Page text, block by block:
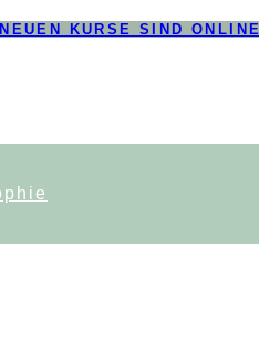
KURSE SIND ONLINE